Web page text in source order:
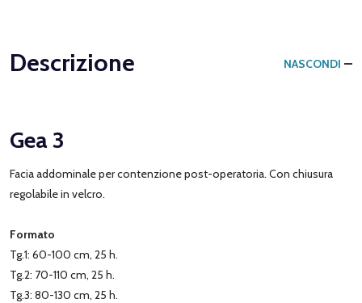
Descrizione NASCONDI
Gea 3
Facia addominale per contenzione post-operatoria. Con chiusura
regolabile in velcro.
Formato
Tg.1: 60-100 cm, 25 h.
Tg.2: 70-110 cm, 25 h.
Tg.3: 80-130 cm, 25 h.